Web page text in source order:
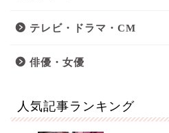
テレビ・ドラマ・CM
俳優・女優
人気記事ランキング